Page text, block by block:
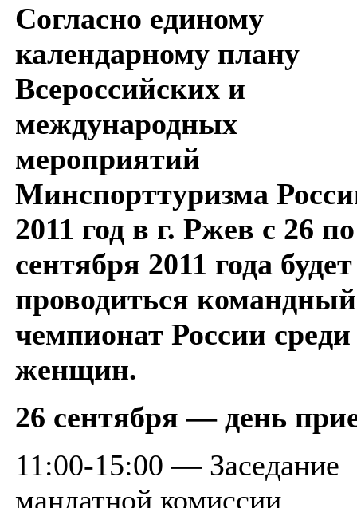
Согласно единому
календарному плану
Всероссийских и
международных
мероприятий
Минспорттуризма
2011 год в г. Ржев с 26
сентября 2011 года будет
проводиться командный
чемпионат России среди
женщин.
26 сентября — день
11:00-15:00 — Заседание
мандатной комиссии